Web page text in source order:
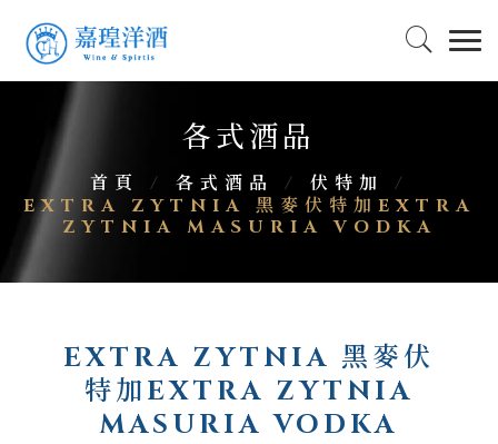
各式酒品
首頁 / 各式酒品 / 伏特加
/
EXTRA ZYTNIA 黑麥伏特加EXTRA
ZYTNIA MASURIA VODKA
EXTRA ZYTNIA 黑麥伏
特加EXTRA ZYTNIA
MASURIA VODKA